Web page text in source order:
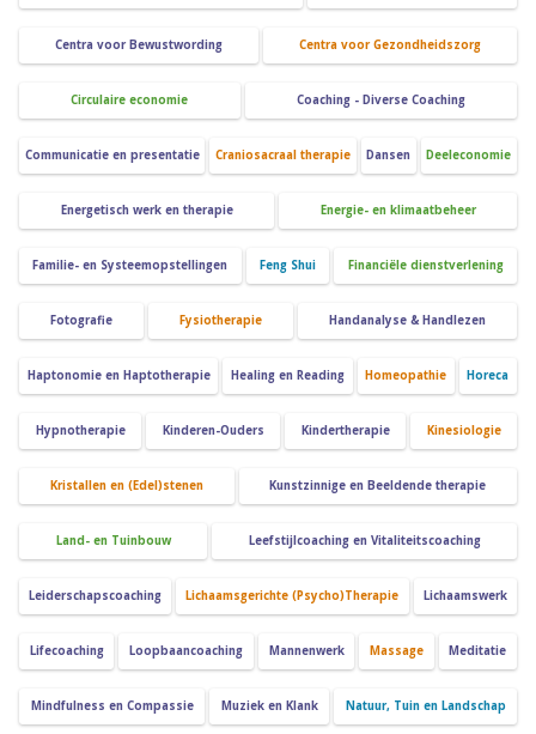
Centra voor Bewustwording Centra voor Gezondheidszorg
Circulaire economie Coaching - Diverse Coaching
Communicatie en presentatie Craniosacraal therapie Dansen Deeleconomie
Energetisch werk en therapie Energie- en klimaatbeheer
Familie- en Systeemopstellingen Feng Shui Financiële dienstverlening
Fotografie Fysiotherapie Handanalyse & Handlezen
Haptonomie en Haptotherapie Healing en Reading Homeopathie Horeca
Hypnotherapie Kinderen-Ouders Kindertherapie Kinesiologie
Kristallen en (Edel)stenen Kunstzinnige en Beeldende therapie
Land- en Tuinbouw Leefstijlcoaching en Vitaliteitscoaching
Leiderschapscoaching Lichaamsgerichte (Psycho)Therapie Lichaamswerk
Lifecoaching Loopbaancoaching Mannenwerk Massage Meditatie
Mindfulness en Compassie Muziek en Klank Natuur, Tuin en Landschap